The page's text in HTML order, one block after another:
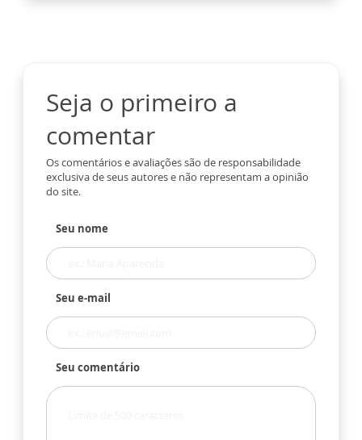
Seja o primeiro a
comentar
Os comentários e avaliações são de responsabilidade
exclusiva de seus autores e não representam a opinião
do site.
Seu nome
Seu e-mail
Seu comentário